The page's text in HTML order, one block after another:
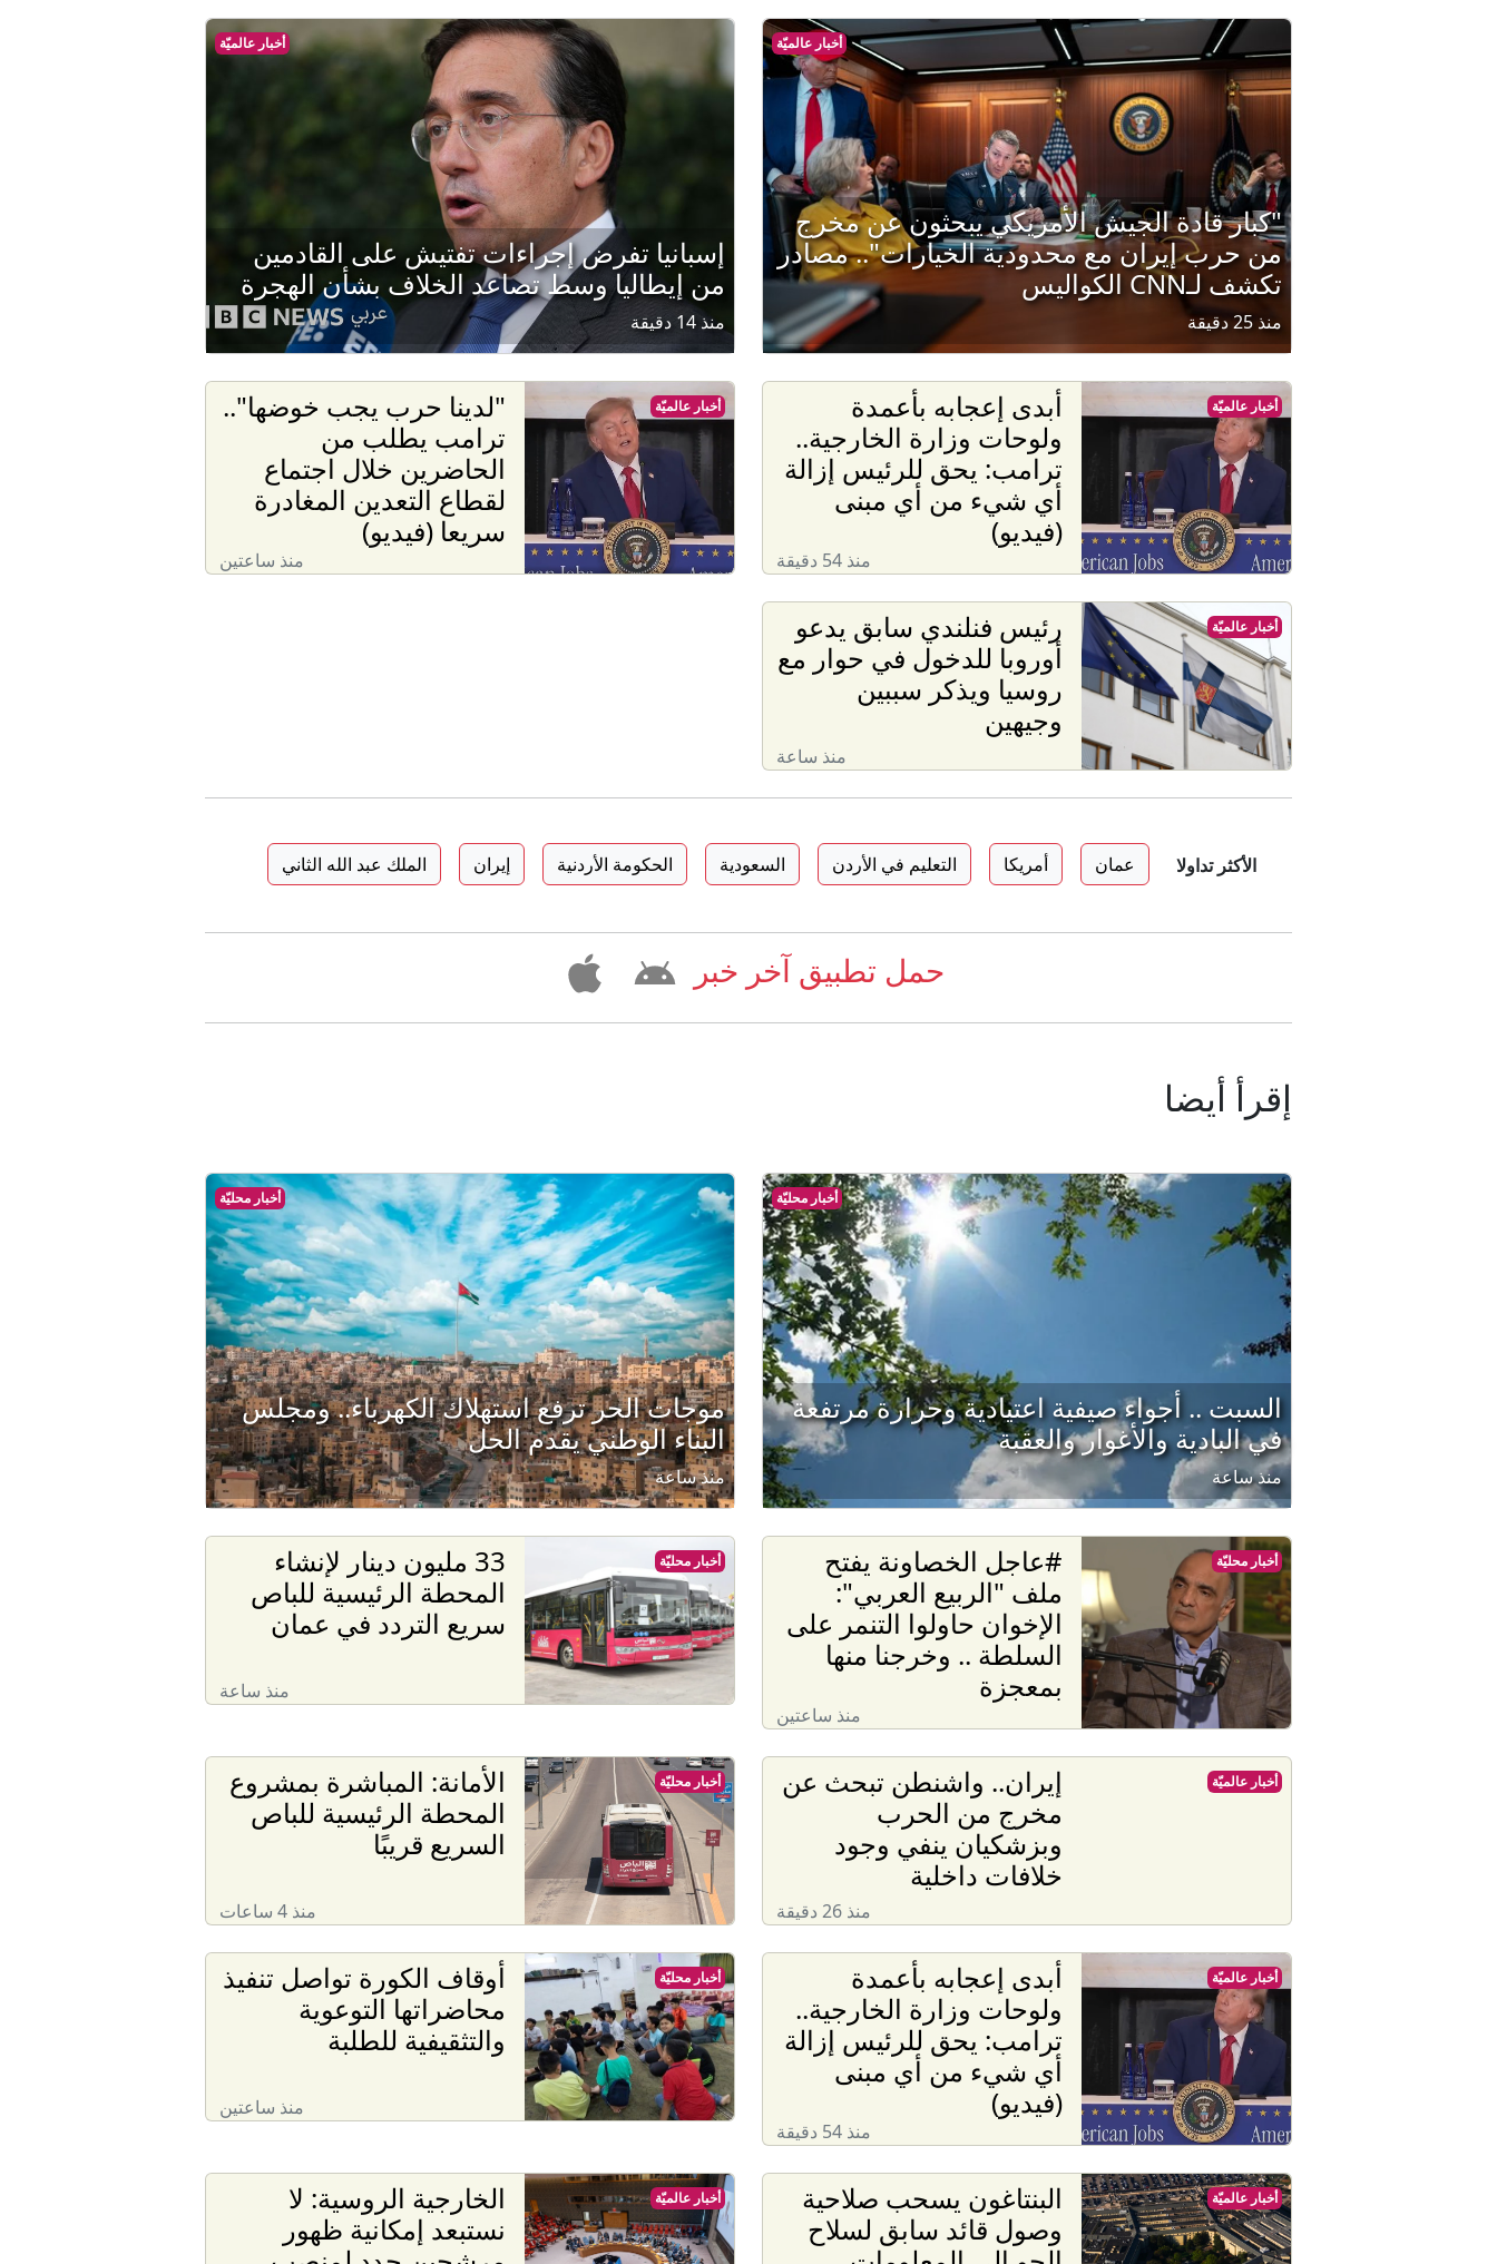
أخبار عالميّة
"كبار قادة الجيش الأمريكي يبحثون عن مخرج
من حرب إيران مع محدودية الخيارات".. مصادر
تكشف لـCNN الكواليس
منذ 25 دقيقة
أخبار عالميّة
إسبانيا تفرض إجراءات تفتيش على القادمين
من إيطاليا وسط تصاعد الخلاف بشأن الهجرة
منذ 14 دقيقة
أبدى إعجابه بأعمدة
ولوحات وزارة الخارجية..
ترامب: يحق للرئيس إزالة
أي شيء من أي مبنى
(فيديو)
منذ 54 دقيقة
أخبار عالميّة
"لدينا حرب يجب خوضها"..
ترامب يطلب من
الحاضرين خلال اجتماع
لقطاع التعدين المغادرة
سريعا (فيديو)
منذ ساعتين
أخبار عالميّة
رئيس فنلندي سابق يدعو
أوروبا للدخول في حوار مع
روسيا ويذكر سببين
وجيهين
منذ ساعة
أخبار عالميّة
الأكثر تداولا عمان أمريكا التعليم في الأردن السعودية الحكومة الأردنية إيران الملك عبد الله الثاني
حمل تطبيق آخر خبر
إقرأ أيضا
أخبار محليّة
السبت .. أجواء صيفية اعتيادية وحرارة مرتفعة
في البادية والأغوار والعقبة
منذ ساعة
أخبار محليّة
موجات الحر ترفع استهلاك الكهرباء.. ومجلس
البناء الوطني يقدم الحل
منذ ساعة
#عاجل الخصاونة يفتح
ملف "الربيع العربي":
الإخوان حاولوا التنمر على
السلطة .. وخرجنا منها
بمعجزة
منذ ساعتين
أخبار محليّة
33 مليون دينار لإنشاء
المحطة الرئيسية للباص
سريع التردد في عمان
منذ ساعة
أخبار محليّة
إيران.. واشنطن تبحث عن
مخرج من الحرب
وبزشكيان ينفي وجود
خلافات داخلية
منذ 26 دقيقة
أخبار عالميّة
الأمانة: المباشرة بمشروع
المحطة الرئيسية للباص
السريع قريبًا
منذ 4 ساعات
أخبار محليّة
أبدى إعجابه بأعمدة
ولوحات وزارة الخارجية..
ترامب: يحق للرئيس إزالة
أي شيء من أي مبنى
(فيديو)
منذ 54 دقيقة
أخبار عالميّة
أوقاف الكورة تواصل تنفيذ
محاضراتها التوعوية
والتثقيفية للطلبة
منذ ساعتين
أخبار محليّة
البنتاغون يسحب صلاحية
وصول قائد سابق لسلاح
أخبار عالميّة
الخارجية الروسية: لا
نستبعد إمكانية ظهور
أخبار عالميّة